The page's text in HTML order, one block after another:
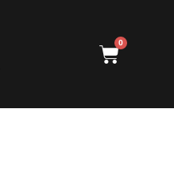
0